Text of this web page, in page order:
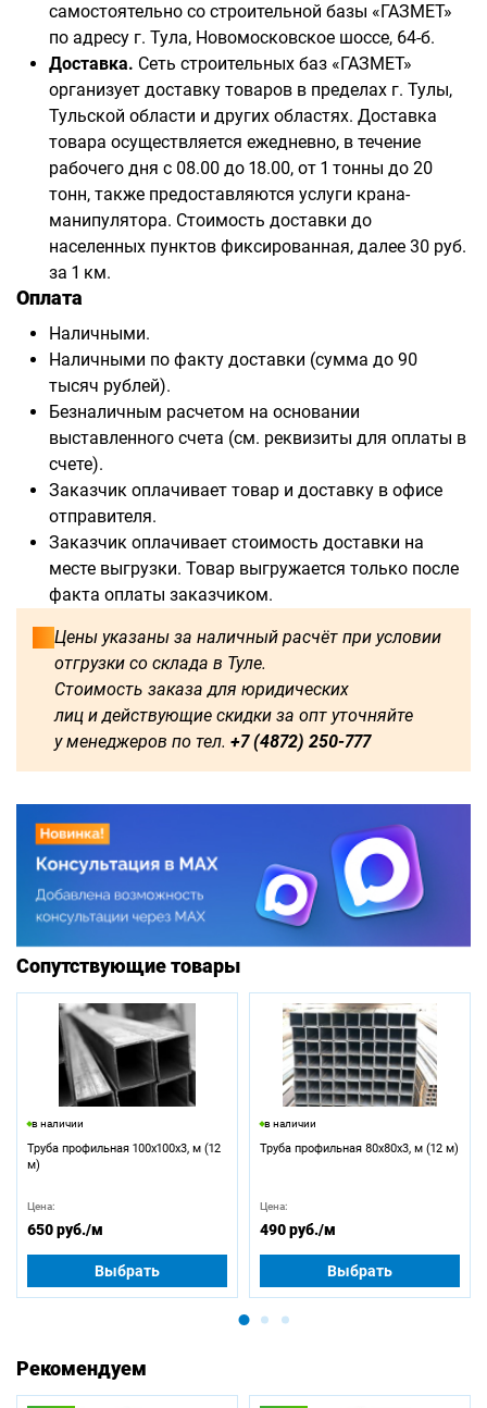
самостоятельно со строительной базы «ГАЗМЕТ»
по адресу г. Тула, Новомосковское шоссе, 64-б.
Доставка. Сеть строительных баз «ГАЗМЕТ»
организует доставку товаров в пределах г. Тулы,
Тульской области и других областях. Доставка
товара осуществляется ежедневно, в течение
рабочего дня с 08.00 до 18.00, от 1 тонны до 20
тонн, также предоставляются услуги крана-
манипулятора. Стоимость доставки до
населенных пунктов фиксированная, далее 30 руб.
за 1 км.
Оплата
Наличными.
Наличными по факту доставки (сумма до 90
тысяч рублей).
Безналичным расчетом на основании
выставленного счета (см. реквизиты для оплаты в
счете).
Заказчик оплачивает товар и доставку в офисе
отправителя.
Заказчик оплачивает стоимость доставки на
месте выгрузки. Товар выгружается только после
факта оплаты заказчиком.
Цены указаны за наличный расчёт при условии
отгрузки со склада в Туле.
Стоимость заказа для юридических
лиц и действующие скидки за опт уточняйте
у менеджеров по тел. +7 (4872) 250-777
Доступны для заказа:
1250 1500
2250 2500 2750 3000
3250 3500 3750
4250 4500 4750 5000
Сопутствующие товары
в наличии
Труба профильная 100х100х3, м (12
м)
Цена:
650 руб./м
Выбрать
в наличии
Труба профильная 80х80х3, м (12 м)
Цена:
490 руб./м
Выбрать
Рекомендуем